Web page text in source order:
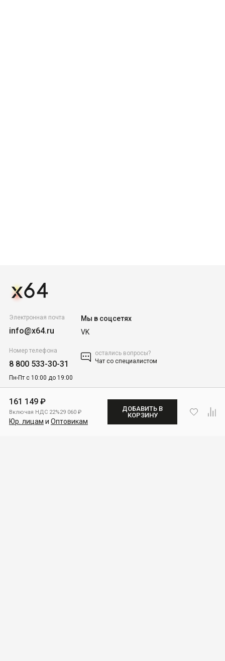
161 149 ₽
Включая НДС 22%29 060 ₽
Юр. лицам и Оптовикам
ДОБАВИТЬ В
КОРЗИНУ
Электронная почта
info@x64.ru
Номер телефона
8 800 533-30-31
Пн-Пт с 10:00 до 19:00
Мы в соцсетях
VK
остались вопросы?
Чат со специалистом